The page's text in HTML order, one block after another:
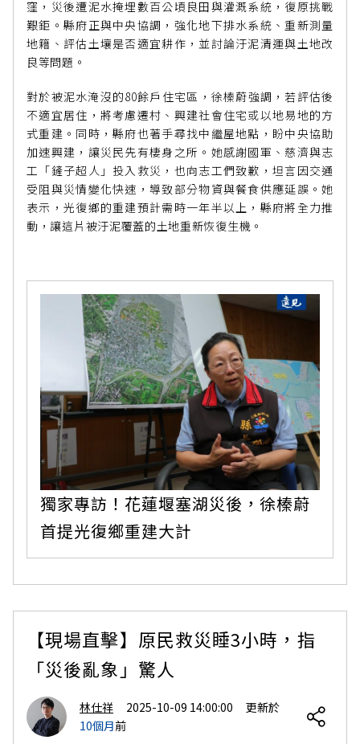
窪，災後遭泥水掩埋數百公頃良田與灌溉系統，復原挑戰
艱鉅。縣府正與中央協調，強化地下排水系統、重新測量
地籍、評估土壤是否適宜耕作，並討論汙泥清運與土地改
良等問題。
對於被泥水淹沒的80餘戶住宅區，徐榛蔚強調，若評估後
不適宜居住，將考慮遷村、興建社會住宅或以地易地的方
式重建。同時，縣府也著手尋找中繼屋地點，盼中央協助
加速興建，讓災民先有棲身之所。她感謝國軍、慈濟與志
工「鏟子超人」投入救災，也向志工們致歉，坦言因交通
受阻與災情變化快速，導致部分物資與餐食供應延誤。她
表示，光復鄉的重建預計需時一年半以上，縣府將全力推
動，讓這片被汙泥覆蓋的土地重新恢復生機。
獨家專訪！花蓮堰塞湖災後，徐榛蔚
首提光復鄉重建大計
【現場直擊】原民救災睡3小時，指
「災後亂象」驚人
林仕祥 2025-10-09 14:00:00
更新於
10個月前